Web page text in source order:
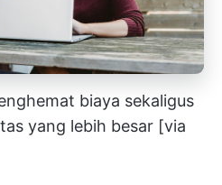
biaya sekaligus
yang lebih besar [via